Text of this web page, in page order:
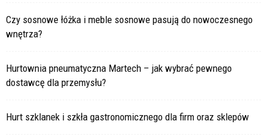
Czy sosnowe łóżka i meble sosnowe pasują do nowoczesnego
wnętrza?
Hurtownia pneumatyczna Martech – jak wybrać pewnego
dostawcę dla przemysłu?
Hurt szklanek i szkła gastronomicznego dla firm oraz sklepów